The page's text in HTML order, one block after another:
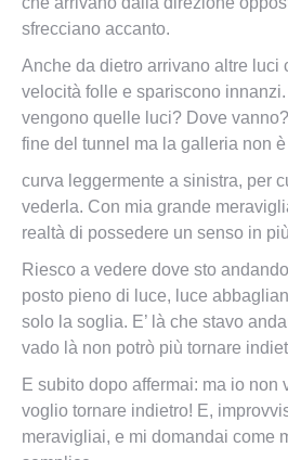
sfrecciano accanto.
Anche da dietro arrivano altre luci
velocità folle e spariscono
vengono quelle luci? Dove
fine del tunnel ma la galleria non è
curva leggermente a sinistra, per
vederla. Con mia grande
realtà di possedere un senso in
Riesco a vedere dove sto
posto pieno di luce, luce
solo la soglia. E’ là che stavo
vado là non potrò più tornare
E subito dopo affermai: ma io non
voglio tornare indietro! E,
meravigliai, e mi domandai come